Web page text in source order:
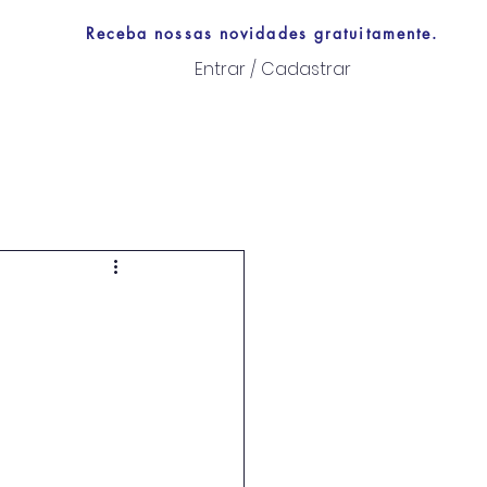
Receba nossas novidades gratuitamente.
Entrar / Cadastrar